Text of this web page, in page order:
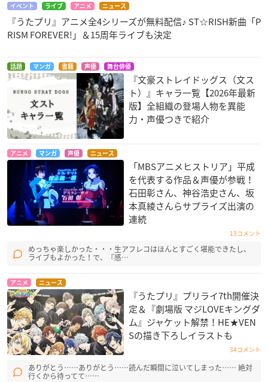
イベント ライブ アニメ ニュース
『うたプリ』アニメ全4シリーズが無料配信♪ ST☆RISH新曲「P
RISM FOREVER!」＆15周年ライブも決定
話題 マンガ 書籍 声優 舞台俳優
『文豪ストレイドッグス（文ス
ト）』キャラ一覧【2026年最新
版】全組織の登場人物を異能
力・声優つきで紹介
アニメ マンガ 声優 ニュース
「MBSアニメヒストリア」平成
を代表する作品＆声優が参戦！
石田彰さん、神谷浩史さん、坂
本真綾さんらサプライズ出演の
連続
13コメント
めっちゃ楽しかった・・・生アフレコはほんとすごく堪能できたし、
ライブもよかった！で、『感…
アニメ ニュース
『うたプリ』プリライ7th開催決
定＆『劇場版 マジLOVEキングダ
ム』ジャケット解禁！HE★VEN
Sの描き下ろしイラストも
34コメント
ありがとう……ありがとう……読んだ瞬間に泣いてしまった…… 絶対
行くから待ってて……